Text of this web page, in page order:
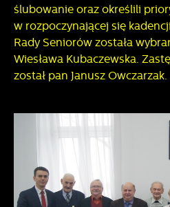
ślubowanie oraz określili
w rozpoczynającej się
Rady Seniorów została
Wiesława Kubaczewska.
został pan Janusz Owczarzak.